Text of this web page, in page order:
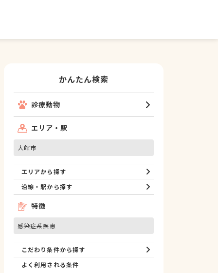
かんたん検索
診療動物
エリア・駅
大館市
エリアから探す
沿線・駅から探す
特徴
感染症系疾患
こだわり条件から探す
よく利用される条件